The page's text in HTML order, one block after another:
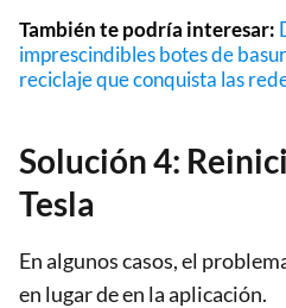
También te podría interesar:
imprescindibles botes de
reciclaje que conquista las
Solución 4:
Tesla
En algunos casos, el
en lugar de en la aplicación.